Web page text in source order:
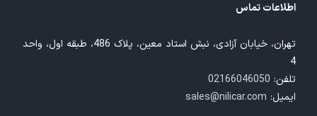
اطلاعات تماس
تهران، خیابان آزادی، نبش استاد معین، پلاک 486، طبقه اول، واحد
4
تلفن: 02166046050
ایمیل: sales@nilicar.com